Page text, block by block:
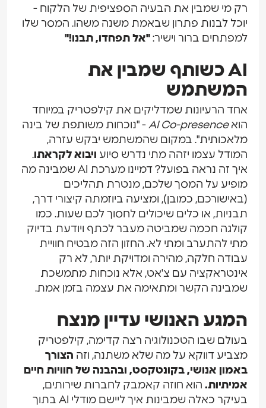
רק מי שמבין את הבעיה הספציפית של הלקוח -
יוכל לבנות פתרון שבאמת משנה משהו. המסר שלו
למפתחים ברור וישיר: "אל תפחדו, תבנו!"
AI כשותף שמבין את
המשתמש
אחד הרעיונות שמדליקים את קילפטריק במיוחד
הואAI Co-presence - "נוכחות משותפת של בינה
מלאכותית". במקום שהמשתמש יבקש עזרה,
המודל עצמו יזהה מתי נדרש סיוע ויבוא לקראתו.
איך זה נראה בפועל? דמיינו מערכת AI שמבינה מה
מופיע על המסך שלכם, מנטרת תהליכים
(באישורכם, כמובן), ומציעה ביוזמתה קיצורי דרך,
תבניות, או כלים שיכולים לחסוך לכם שעות. כמו
קולגה חכמה שמביטה מעבר לכתף ויודעת בדיוק
מתי להתערב ומתי לא. החזון הזה מבטיח חוויית
עבודה חלקה, מהירה ומדויקת יותר, לא רק
אינטראקציה עם צ'אט, אלא נוכחות מתמשכת
שמבינה הקשר ומתאימה את עצמה בזמן אמת.
המגע האנושי עדיין מנצח
בעולם שבו הטכנולוגיה רצה קדימה, קילפטריק
מצביע דווקא על מה שלא משתנה, וזה הצורך
באמון אנושי, בקונטקסט, ובהבנה של חוויות חיים
אמיתיות. הוא חוזה קאמבק לחברות שירותים,
בעיקר כאלה שמבינות איך ליישם מודלי AI בתוך